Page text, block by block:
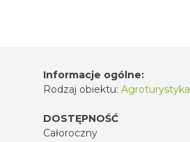
Informacje ogólne:
Rodzaj obiektu: Agroturystyka
DOSTĘPNOŚĆ
Całoroczny